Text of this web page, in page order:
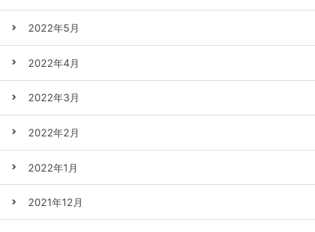
2022年5月
2022年4月
2022年3月
2022年2月
2022年1月
2021年12月